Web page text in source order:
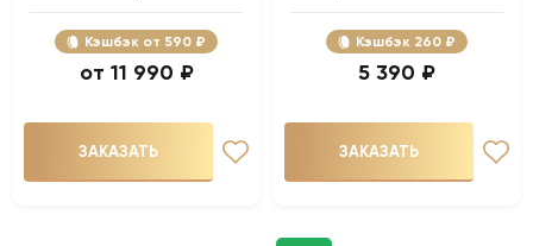
Кэшбэк 590 ₽
11 990 ₽
ЗАКАЗАТЬ
Кэшбэк 260 ₽
5 390 ₽
ЗАКАЗАТЬ